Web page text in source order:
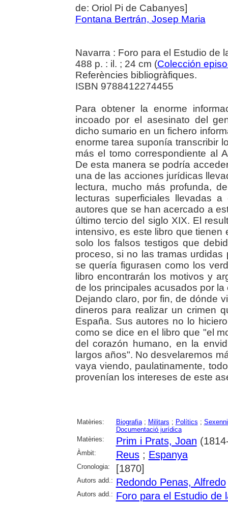
de: Oriol Pi de Cabanyes]
Fontana Bertrán, Josep Maria
Navarra : Foro para el Estudio de
488 p. : il. ; 24 cm (Colección
Referències bibliogràfiques.
ISBN 9788412274455
Para obtener la enorme
incoado por el asesinato del
dicho sumario en un fichero
enorme tarea suponía transcribir
más el tomo correspondiente al
De esta manera se podría
una de las acciones jurídicas
lectura, mucho más profunda,
lecturas superficiales llevadas
autores que se han acercado a
último tercio del siglo XIX. El
intensivo, es este libro que
solo los falsos testigos que
proceso, si no las tramas
se quería figurasen como los
libro encontrarán los motivos y
de los principales acusados por
Dejando claro, por fin, de dónde
dineros para realizar un crimen
España. Sus autores no lo
como se dice en el libro que "el
del corazón humano, en la
largos años". No desvelaremos
vaya viendo, paulatinamente,
provenían los intereses de este
Matèries: Biografia; Militars ; Polítics ;
Documentació jurídica
Matèries:
Prim i Prats, Joan
Àmbit: Reus; Espanya
Cronologia: [1870]
Autors add.: Redondo Penas, Alfredo
Autors add.: Foro para el Estudio de